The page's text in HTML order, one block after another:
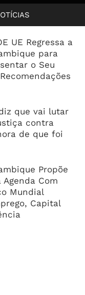
UE Regressa a
para
o Seu
diz que vai lutar
contra
de que foi
Propõe
Agenda Com
Mundial
Capital
Procura
Mas Crédito,
Aceleração
Após Meses de
75,2% do